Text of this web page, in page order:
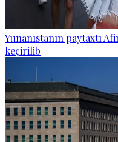
Yunanıstanın paytaxtı
keçirilib